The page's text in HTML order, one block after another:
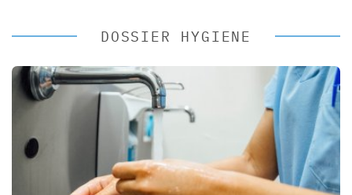
DOSSIER HYGIENE